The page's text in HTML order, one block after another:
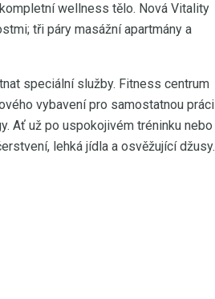
wellness tělo. Nová Vitality
tři páry masážní apartmány a
speciální služby. Fitness centrum
vybavení pro samostatnou práci
Ať už po uspokojivém tréninku nebo
lehká jídla a osvěžující džusy.